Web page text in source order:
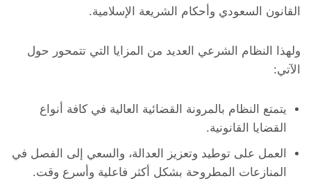
القانون السعودي وأحكام الشريعة الإسلامية.
ولهذا النظام الشرعي العديد من المزايا التي تتمحور حول
الآتي:
يتمتع النظام بالمرونة القضائية العالية في كافة أنواع
القضايا القانونية.
العمل على توطيد وتعزيز العدالة، والسعي إلى الفصل في
المنازعات المطروحة بشكل أكثر فاعلية وأسرع وقت.